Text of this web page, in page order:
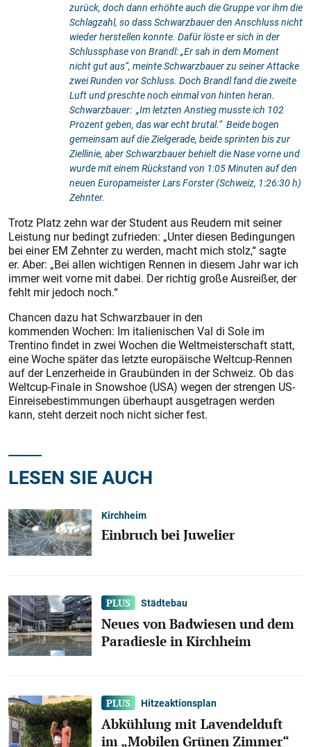
zurück, doch dann erhöhte auch die Gruppe vor ihm die
Schlagzahl, so dass Schwarzbauer den Anschluss nicht
wieder herstellen konnte. Dafür löste er sich in der
Schlussphase von Brandl: „Er sah in dem Moment
nicht gut aus“, meinte Schwarzbauer zu seiner Attacke
zwei Runden vor Schluss. Doch Brandl fand die zweite
Luft und preschte noch einmal von hinten heran.
Schwarzbauer: „Im letzten Anstieg musste ich 102
Prozent geben, das war echt brutal.“ Beide bogen
gemeinsam auf die Zielgerade, beide sprinten bis zur
Ziellinie, aber Schwarzbauer behielt die Nase vorne und
wurde mit einem Rückstand von 1:05 Minuten auf den
neuen Europameister Lars Forster (Schweiz, 1:26:30 h)
Zehnter.
Trotz Platz zehn war der Student aus Reudern mit seiner
Leistung nur bedingt zufrieden: „Unter diesen Bedingungen
bei einer EM Zehnter zu werden, macht mich stolz,“ sagte
er. Aber: „Bei allen wichtigen Rennen in diesem Jahr war ich
immer weit vorne mit dabei. Der richtig große Ausreißer, der
fehlt mir jedoch noch.“
Chancen dazu hat Schwarzbauer in den
kommenden Wochen: Im italienischen Val di Sole im
Trentino findet in zwei Wochen die Weltmeisterschaft statt,
eine Woche später das letzte europäische Weltcup-Rennen
auf der Lenzerheide in Graubünden in der Schweiz. Ob das
Weltcup-Finale in Snowshoe (USA) wegen der strengen US-
Einreisebestimmungen überhaupt ausgetragen werden
kann, steht derzeit noch nicht sicher fest.
LESEN SIE AUCH
Kirchheim
Einbruch bei Juwelier
Städtebau
Neues von Badwiesen und dem
Paradiesle in Kirchheim
Hitzeaktionsplan
Abkühlung mit Lavendelduft
im „Mobilen Grünen Zimmer“